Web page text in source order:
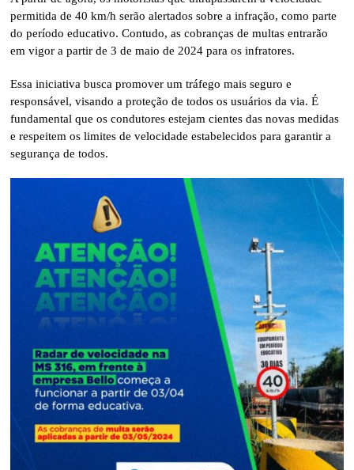
permitida de 40 km/h serão alertados sobre a infração, como parte
do período educativo. Contudo, as cobranças de multas entrarão
em vigor a partir de 3 de maio de 2024 para os infratores.
Essa iniciativa busca promover um tráfego mais seguro e
responsável, visando a proteção de todos os usuários da via. É
fundamental que os condutores estejam cientes das novas medidas
e respeitem os limites de velocidade estabelecidos para garantir a
segurança de todos.